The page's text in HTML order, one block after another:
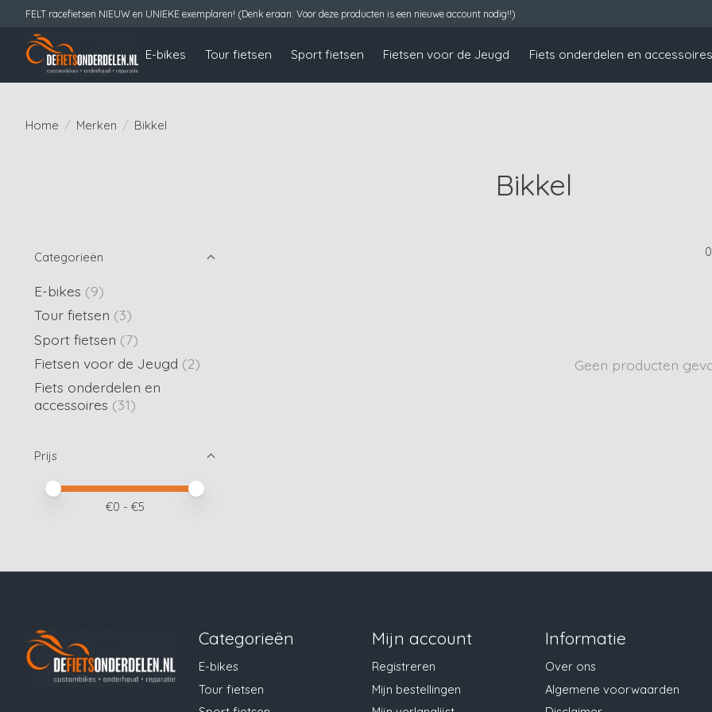
FELT racefietsen NIEUW en UNIEKE exemplaren! (Denk eraan: Voor deze producten is een nieuwe account nodig!!)
E-bikes Tour fietsen Sport fietsen Fietsen voor de Jeugd Fiets onderdelen en accessoires
Home / Merken / Bikkel
Bikkel
Categorieën
E-bikes (9)
Tour fietsen (3)
Sport fietsen (7)
Fietsen voor de Jeugd (2)
Fiets onderdelen en
accessoires (31)
Prijs
Minimale prijswaarde
Price maximum value
€0 - €5
Geen producten
Categorieën
E-bikes
Tour fietsen
Mijn account
Registreren
Mijn bestellingen
Informatie
Over ons
Algemene voorwaarden